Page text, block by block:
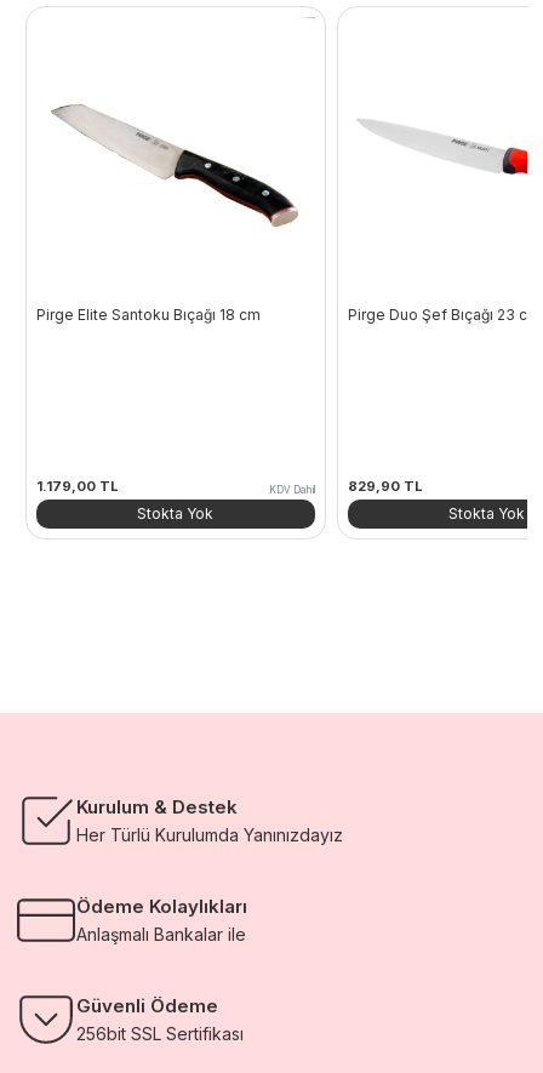
Pirge Elite Santoku Bıçağı 18 cm
1.179,00 TL KDV Dahil
Stokta Yok
Pirge Duo Şef Bıçağı 23
829,90 TL
Stokta Yok
Kurulum & Destek
Her Türlü Kurulumda Yanınızdayız
Ödeme Kolaylıkları
Anlaşmalı Bankalar ile
Güvenli Ödeme
256bit SSL Sertifikası